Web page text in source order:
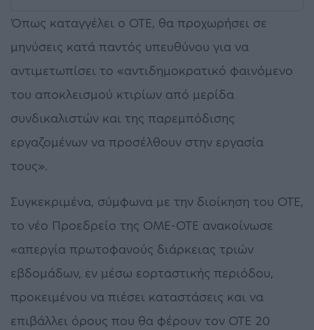
Όπως καταγγέλει ο ΟΤΕ, θα προχωρήσει σε
μηνύσεις κατά παντός υπευθύνου για να
αντιμετωπίσει το «αντιδημοκρατικό φαινόμενο
του αποκλεισμού κτιρίων από μερίδα
συνδικαλιστών και της παρεμπόδισης
εργαζομένων να προσέλθουν στην εργασία
τους».
Συγκεκριμένα, σύμφωνα με την διοίκηση του ΟΤΕ,
το νέο Προεδρείο της ΟΜΕ-ΟΤΕ ανακοίνωσε
«απεργία πρωτοφανούς διάρκειας τριών
εβδομάδων, εν μέσω εορταστικής περιόδου,
προκειμένου να πιέσει καταστάσεις και να
επιβάλλει όρους που θα φέρουν τον ΟΤΕ 20